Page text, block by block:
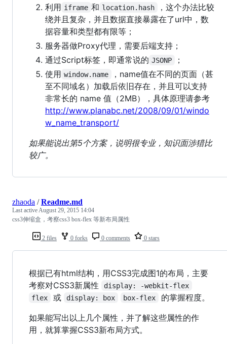
利用 iframe 和 location.hash
，这个办法比较
绕并且复杂，并且数据直接暴露在了url中，数
据容量和类型都有限等；
服务器做Proxy代理，需要后端支持；
通过Script标签，即通常说的 JSONP
；
使用 window.name
，name值在不同的页面（甚
至不同域名）加载后依旧存在，并且可以支持
非常长的 name 值（2MB），具体原理请参考
http://www.planabc.net/2008/09/01/windo
w_name_transport/
如果能说出第5个方案，说明很专业，知识面涉猎比
较广。
2 files 0 forks 0 comments 0 stars
zhaoda /Readme.md
Last active August 29, 2015 14:04
css3伸缩盒，考察css3 box-flex 等新布局属性
根据已有html结构，用CSS3完成图1的布局，主要
考察对CSS3新属性
display: -webkit-flex
flex
或 display: box box-flex
的掌握程度。
如果能写出以上几个属性，并了解这些属性的作
用，就算掌握CSS3新布局方式。